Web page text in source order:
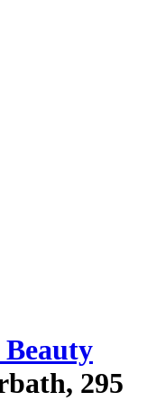
295